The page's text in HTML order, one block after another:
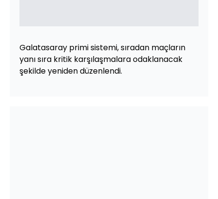
Galatasaray primi sistemi, sıradan maçların
yanı sıra kritik karşılaşmalara odaklanacak
şekilde yeniden düzenlendi.